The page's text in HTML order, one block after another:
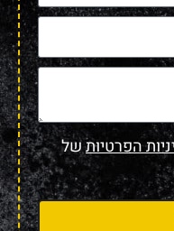
הפרטיותשל